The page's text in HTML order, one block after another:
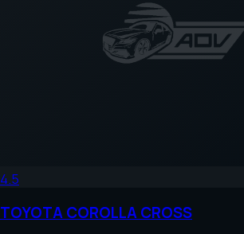
4.5
TOYOTACOROLLA CROSS